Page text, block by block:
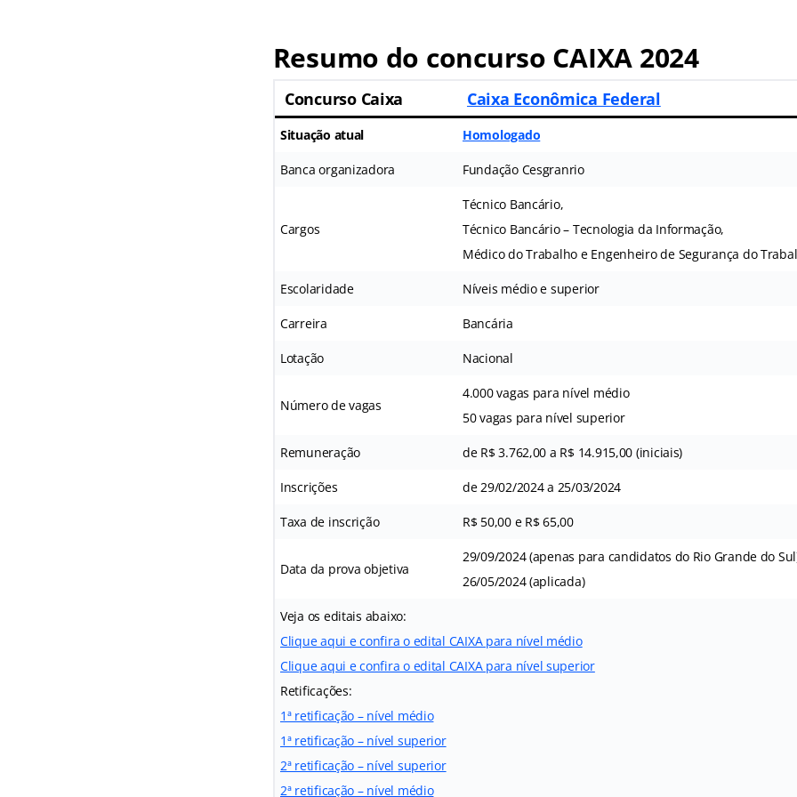
Resumo do concurso CAIXA 2024
Concurso Caixa Caixa Econômica Federal
Situação atual Homologado
Banca organizadora Fundação Cesgranrio
Cargos
Técnico Bancário,
Técnico Bancário – Tecnologia da Informação,
Médico do Trabalho e Engenheiro de Segurança do
Escolaridade Níveis médio e superior
Carreira Bancária
Lotação Nacional
Número de vagas
4.000 vagas para nível médio
50 vagas para nível superior
Remuneração de R$ 3.762,00 a R$ 14.915,00 (iniciais)
Inscrições de 29/02/2024 a 25/03/2024
Taxa de inscrição R$ 50,00 e R$ 65,00
Data da prova objetiva
29/09/2024 (apenas para candidatos do Rio Grande do
26/05/2024 (aplicada)
Veja os editais abaixo:
Clique aqui e confira o edital CAIXA para nível médio
Clique aqui e confira o edital CAIXA para nível superior
Retificações:
1ª retificação – nível médio
1ª retificação – nível superior
2ª retificação – nível superior
2ª retificação – nível médio